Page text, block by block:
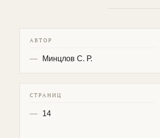
АВТОР
Минцлов С. Р.
СТРАНИЦ
14